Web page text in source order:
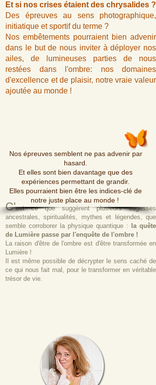
Et si nos crises étaient des chrysalides ?
Des épreuves au sens photographique,
initiatique et sportif du terme ?
Nos embêtements pourraient bien advenir
dans le but de nous inviter à déployer nos
ailes, de lumineuses parties de nous
restées dans l'ombre: nos domaines
d'excellence et de plaisir, notre vraie valeur
ajoutée au monde !
C'estce que suggèrentplusieurs sagesses
ancestrales,spiritualités, mythes et légendes, que
semble corroborer la physique quantique :
la quête
de Lumière passe par l'enquête de l'ombre !
La raison d'être de l'ombre est d'être transformée en
Lumière !
Il est même possible de décrypter le sens caché de
ce qui nous fait mal, pour le transformer en véritable
trésor de vie.
Nos épreuvessemblent ne pas advenir par
hasard.
Et elles sont bien davantage que des
expériences permettant de grandir.
Elles pourraient bien être les indices-clé de
notre juste place au monde !